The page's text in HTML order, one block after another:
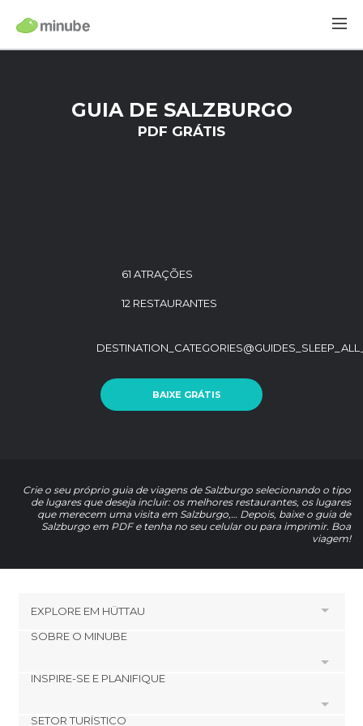
GUIA DE SALZBURGO
PDF GRÁTIS
61 ATRAÇÕES
12 RESTAURANTES
BAIXE GRÁTIS
Crie o seu próprio guia de viagens de Salzburgo selecionando o tipo
de lugares que deseja incluir: os melhores restaurantes, os lugares
que merecem uma visita em Salzburgo,… Depois, baixe o guia de
Salzburgo em PDF e tenha no seu celular ou para imprimir. Boa
viagem!
EXPLORE EM HÜTTAU
Hotéis em Werfenweng
Hotéis em Eben im Pongau
SOBRE O MINUBE
Cookies
Política de privacidade
INSPIRE-SE E PLANIFIQUE
SETOR TURÍSTICO